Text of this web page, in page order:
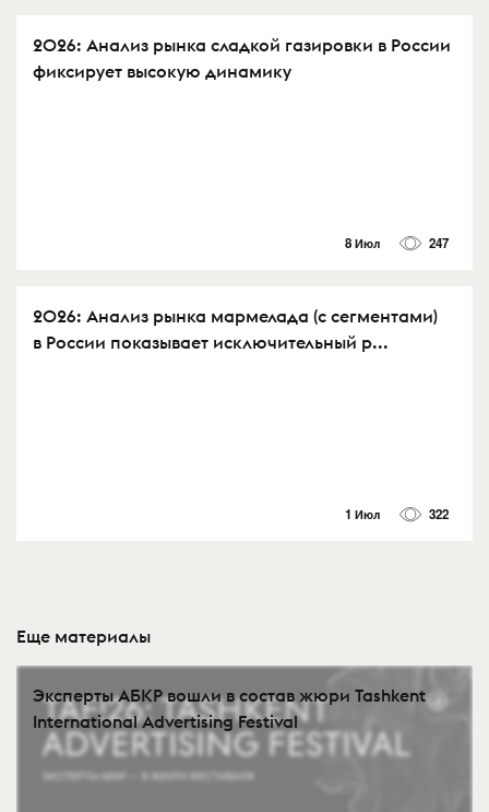
2026: Анализ рынка сладкой газировки в России
фиксирует высокую динамику
8 Июл 247
2026: Анализ рынка мармелада (с сегментами)
в России показывает исключительный р...
1 Июл 322
Еще материалы
Эксперты АБКР вошли в состав жюри Tashkent
International Advertising Festival